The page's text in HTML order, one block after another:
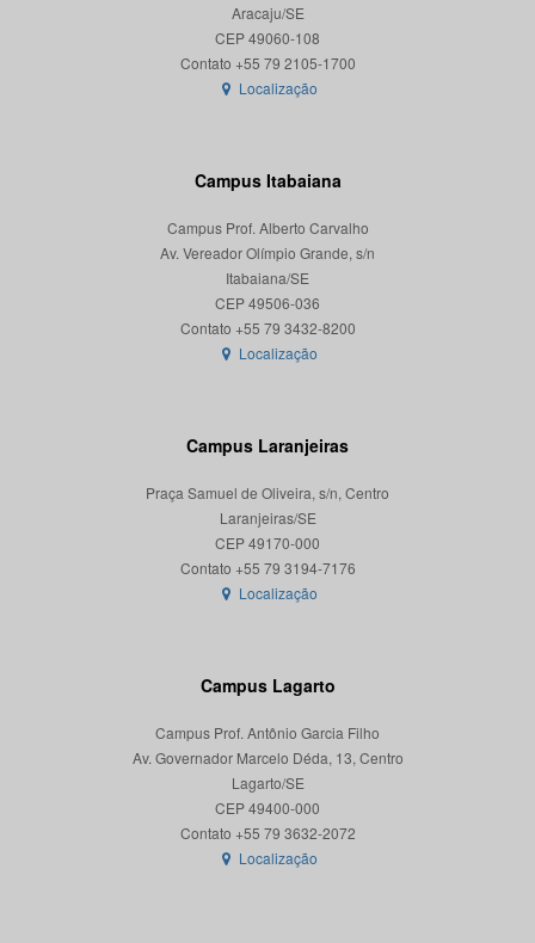
Aracaju/SE
CEP 49060-108
Localização
Campus Itabaiana
Campus Prof. Alberto Carvalho
Av. Vereador Olímpio Grande, s/n
Itabaiana/SE
CEP 49506-036
Localização
Campus Laranjeiras
Praça Samuel de Oliveira, s/n, Centro
Laranjeiras/SE
CEP 49170-000
Localização
Campus Lagarto
Campus Prof. Antônio Garcia Filho
Av. Governador Marcelo Déda, 13, Centro
Lagarto/SE
CEP 49400-000
Localização